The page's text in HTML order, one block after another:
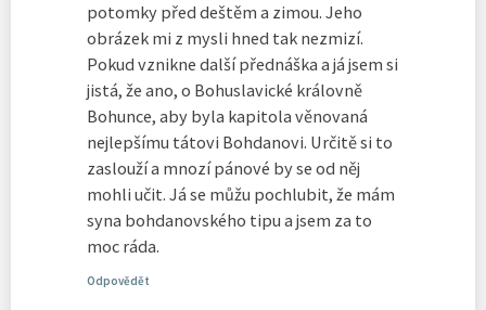
potomky před deštěm a zimou. Jeho
obrázek mi z mysli hned tak nezmizí.
Pokud vznikne další přednáška a já jsem si
jistá, že ano, o Bohuslavické královně
Bohunce, aby byla kapitola věnovaná
nejlepšímu tátovi Bohdanovi. Určitě si to
zaslouží a mnozí pánové by se od něj
mohli učit. Já se můžu pochlubit, že mám
syna bohdanovského tipu a jsem za to
moc ráda.
Odpovědět